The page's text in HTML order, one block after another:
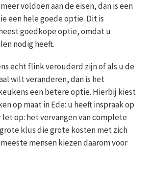
voldoen aan de eisen, dan is een
een hele goede optie. Dit is
goedkope optie, omdat u
nodig heeft.
echt flink verouderd zijn of als u de
wilt veranderen, dan is het
een betere optie. Hierbij kiest
op maat in Ede: u heeft inspraak op
let op: het vervangen van complete
klus die grote kosten met zich
mensen kiezen daarom voor